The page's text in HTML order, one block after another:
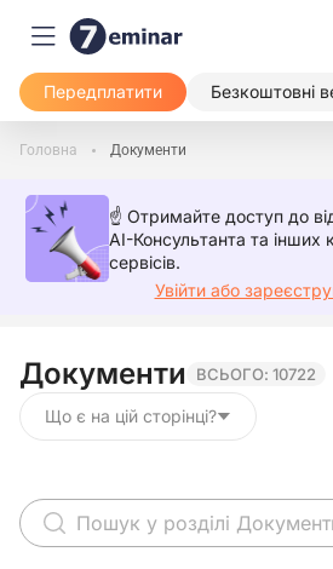
Передплатити Безкоштовні
Головна Документи
☝️ Отримайте доступ до
AI-Консультанта та інших
сервісів.
Увійти або
Документи ВСЬОГО: 10722
Що є на цій сторінці?